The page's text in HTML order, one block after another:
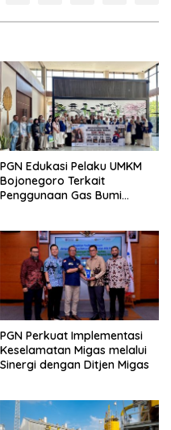
PGN Edukasi Pelaku UMKM
Bojonegoro Terkait
Penggunaan Gas Bumi
PGN Perkuat Implementasi
Keselamatan Migas melalui
Sinergi dengan Ditjen Migas